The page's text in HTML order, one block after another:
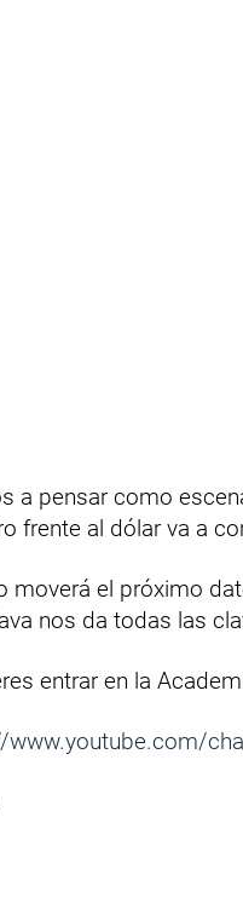
a pensar como
frente al dólar va a
moverá el próximo
nos da todas las
entrar en la